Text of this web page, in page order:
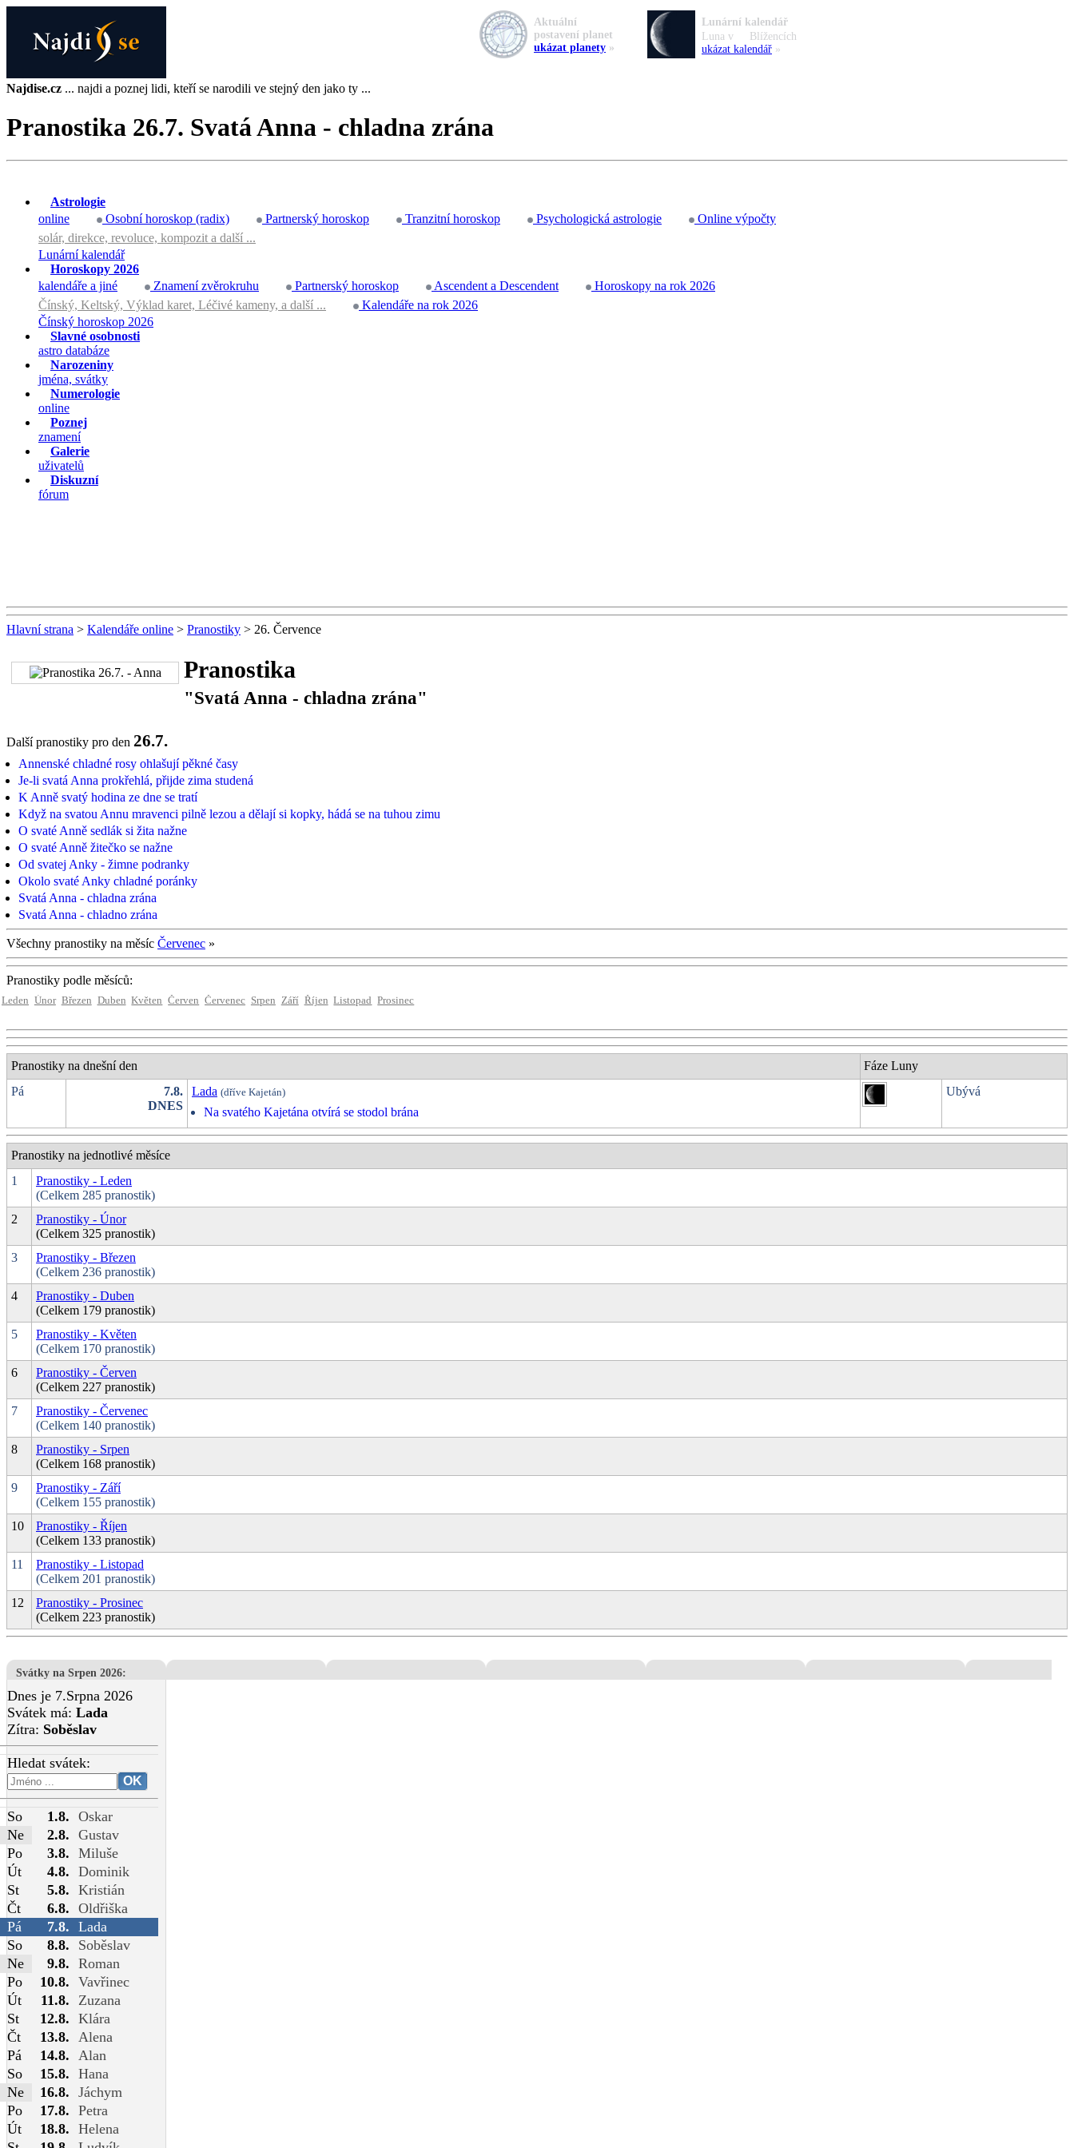
Najdise.cz ... najdi a poznej lidi, kteří se narodili ve stejný den jako ty ...
Pranostika 26.7. Svatá Anna - chladna zrána
Astrologie
online
Osobní horoskop (radix) Partnerský horoskop Tranzitní horoskop Psychologická astrologie
Online výpočty
solár, direkce, revoluce, kompozit a další ...
Lunární kalendář
Horoskopy 2026
kalendáře a jiné
Znamení zvěrokruhu Partnerský horoskop Ascendent a Descendent
Horoskopy na rok 2026
Čínský, Keltský, Výklad karet, Léčivé kameny, a další ...
Kalendáře na rok 2026
Čínský horoskop 2026
Slavné osobnosti
astro databáze
Narozeniny
jména, svátky
Numerologie
online
Poznej
znamení
Galerie
uživatelů
Diskuzní
fórum
Hlavní strana > Kalendáře online > Pranostiky > 26. Července
Pranostika
"Svatá Anna - chladna zrána"
Další pranostiky pro den 26.7.
Annenské chladné rosy ohlašují pěkné časy
Je-li svatá Anna prokřehlá, přijde zima studená
K Anně svatý hodina ze dne se tratí
Když na svatou Annu mravenci pilně lezou a dělají si kopky, hádá se na tuhou zimu
O svaté Anně sedlák si žita nažne
O svaté Anně žitečko se nažne
Od svatej Anky - žimne podranky
Okolo svaté Anky chladné poránky
Svatá Anna - chladna zrána
Svatá Anna - chladno zrána
Všechny pranostiky na měsíc Červenec »
Pranostiky podle měsíců:
Leden Únor Březen Duben Květen Červen Červenec Srpen Září Říjen Listopad Prosinec
Pranostiky na dnešní den
Fáze Luny
Pá
7.8.
DNES
Lada (dříve Kajetán)
Na svatého Kajetána otvírá se stodol brána
Ubývá
Pranostiky na jednotlivé měsíce
1
Pranostiky - Leden
(Celkem 285 pranostik)
2
Pranostiky - Únor
(Celkem 325 pranostik)
3
Pranostiky - Březen
(Celkem 236 pranostik)
4
Pranostiky - Duben
(Celkem 179 pranostik)
5
Pranostiky - Květen
(Celkem 170 pranostik)
6
Pranostiky - Červen
(Celkem 227 pranostik)
7
Pranostiky - Červenec
(Celkem 140 pranostik)
8
Pranostiky - Srpen
(Celkem 168 pranostik)
9
Pranostiky - Září
(Celkem 155 pranostik)
10
Pranostiky - Říjen
(Celkem 133 pranostik)
11
Pranostiky - Listopad
(Celkem 201 pranostik)
12
Pranostiky - Prosinec
(Celkem 223 pranostik)
Svátky na Srpen 2026:
Dnes je 7.Srpna 2026
Svátek má: Lada
Zítra: Soběslav
Hledat svátek:
So 1.8. Oskar
Ne
2.8. Gustav
Po
3.8. Miluše
Út
4.8. Dominik
St
5.8. Kristián
Čt
6.8. Oldřiška
Pá
7.8. Lada
So
8.8.
Soběslav
Ne
9.8. Roman
Po
10.8. Vavřinec
Út
11.8.
Zuzana
St
12.8. Klára
Čt
13.8.
Alena
Pá
14.8.
Alan
So
15.8. Hana
Ne
16.8. Jáchym
Po
17.8. Petra
Út
18.8. Helena
Aktuální
postavení planet
ukázat planety »
Lunární kalendář
Luna v
Blížencích
ukázat kalendář »